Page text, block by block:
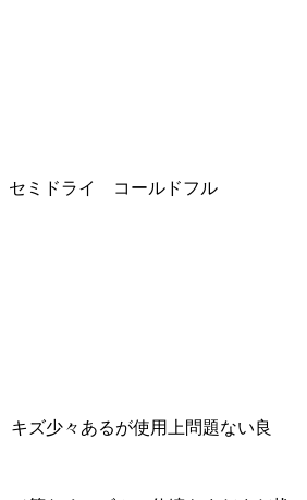
ミドライ コールドフル
キズ少々あるが使用上問題ない良